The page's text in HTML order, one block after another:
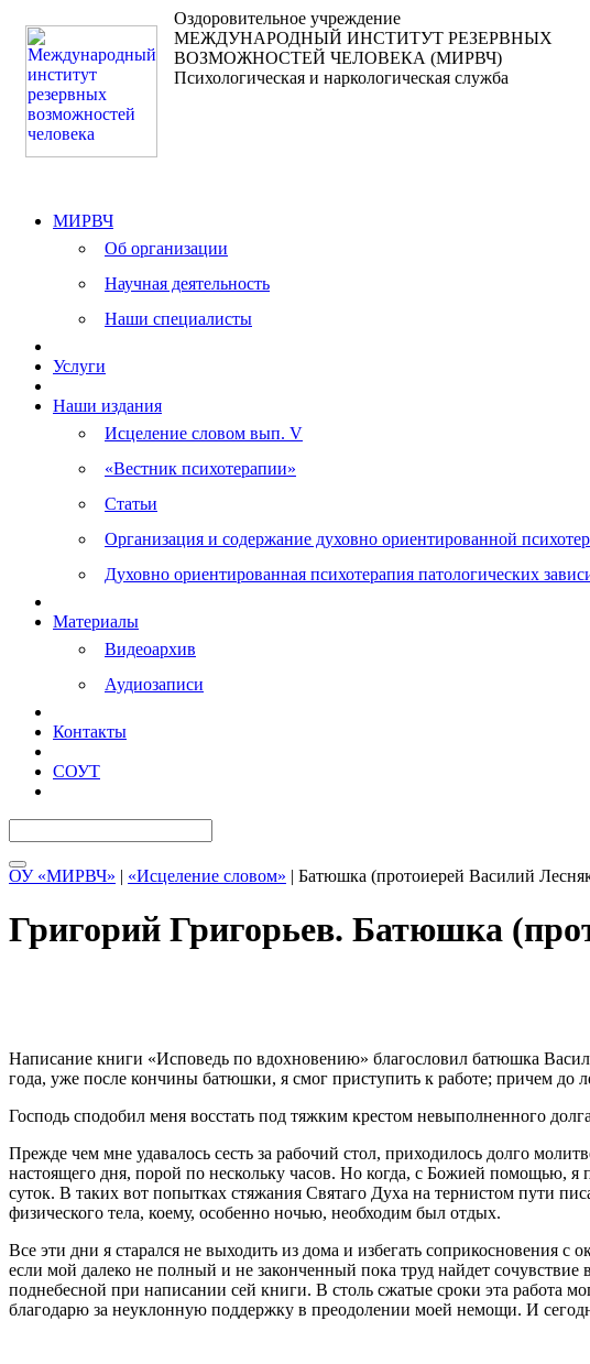
Оздоровительное учреждение
МЕЖДУНАРОДНЫЙ ИНСТИТУТ РЕЗЕРВНЫХ
ВОЗМОЖНОСТЕЙ ЧЕЛОВЕКА (МИРВЧ)
Психологическая и наркологическая служба
МИРВЧ
Об организации
Научная деятельность
Наши специалисты
Услуги
Наши издания
Исцеление словом вып. V
«Вестник психотерапии»
Статьи
Организация и содержание духовно ориентированной
Духовно ориентированная психотерапия патологических
Материалы
Видеоархив
Аудиозаписи
Контакты
СОУТ
ОУ «МИРВЧ» | «Исцеление словом» | Батюшка (протоиерей Василий
Григорий Григорьев. Батюшка
Написание книги «Исповедь по вдохновению» благословил батюшка
года, уже после кончины батюшки, я смог приступить к работе; причем до
Господь сподобил меня восстать под тяжким крестом невыполненного
Прежде чем мне удавалось сесть за рабочий стол, приходилось долго
настоящего дня, порой по нескольку часов. Но когда, с Божией помощью,
суток. В таких вот попытках стяжания Святаго Духа на тернистом пути
физического тела, коему, особенно ночью, необходим был отдых.
Все эти дни я старался не выходить из дома и избегать соприкосновения
если мой далеко не полный и не законченный пока труд найдет
поднебесной при написании сей книги. В столь сжатые сроки эта работа
благодарю за неуклонную поддержку в преодолении моей немощи. И